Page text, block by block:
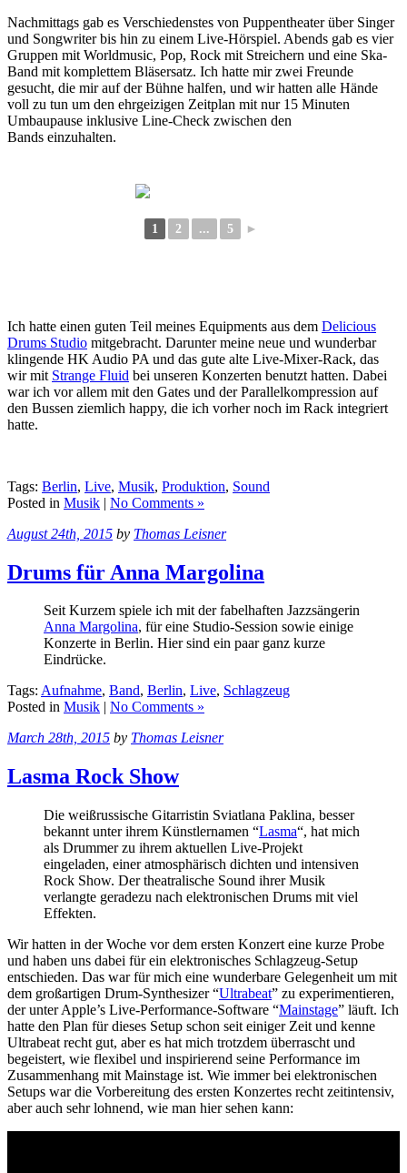
Nachmittags gab es Verschiedenstes von Puppentheater über Singer
und Songwriter bis hin zu einem Live-Hörspiel. Abends gab es vier
Gruppen mit Worldmusic, Pop, Rock mit Streichern und eine Ska-
Band mit komplettem Bläsersatz. Ich hatte mir zwei Freunde
gesucht, die mir auf der Bühne halfen, und wir hatten alle Hände
voll zu tun um den ehrgeizigen Zeitplan mit nur 15 Minuten
Umbaupause inklusive Line-Check zwischen den
Bands einzuhalten.
1 2 ... 5 ►
Ich hatte einen guten Teil meines Equipments aus dem Delicious
Drums Studio mitgebracht. Darunter meine neue und wunderbar
klingende HK Audio PA und das gute alte Live-Mixer-Rack, das
wir mit Strange Fluid bei unseren Konzerten benutzt hatten. Dabei
war ich vor allem mit den Gates und der Parallelkompression auf
den Bussen ziemlich happy, die ich vorher noch im Rack integriert
hatte.
Tags: Berlin, Live, Musik, Produktion, Sound
Posted in Musik | No Comments »
August 24th, 2015 by Thomas Leisner
Drums für Anna Margolina
Seit Kurzem spiele ich mit der fabelhaften Jazzsängerin
Anna Margolina, für eine Studio-Session sowie einige
Konzerte in Berlin. Hier sind ein paar ganz kurze
Eindrücke.
Tags: Aufnahme, Band, Berlin, Live, Schlagzeug
Posted in Musik | No Comments »
March 28th, 2015 by Thomas Leisner
Lasma Rock Show
Die weißrussische Gitarristin Sviatlana Paklina, besser
bekannt unter ihrem Künstlernamen “Lasma“, hat mich
als Drummer zu ihrem aktuellen Live-Projekt
eingeladen, einer atmosphärisch dichten und intensiven
Rock Show. Der theatralische Sound ihrer Musik
verlangte geradezu nach elektronischen Drums mit viel
Effekten.
Wir hatten in der Woche vor dem ersten Konzert eine kurze Probe
und haben uns dabei für ein elektronisches Schlagzeug-Setup
entschieden. Das war für mich eine wunderbare Gelegenheit um mit
dem großartigen Drum-Synthesizer “Ultrabeat” zu experimentieren,
der unter Apple’s Live-Performance-Software “Mainstage” läuft. Ich
hatte den Plan für dieses Setup schon seit einiger Zeit und kenne
Ultrabeat recht gut, aber es hat mich trotzdem überrascht und
begeistert, wie flexibel und inspirierend seine Performance im
Zusammenhang mit Mainstage ist. Wie immer bei elektronischen
Setups war die Vorbereitung des ersten Konzertes recht zeitintensiv,
aber auch sehr lohnend, wie man hier sehen kann: